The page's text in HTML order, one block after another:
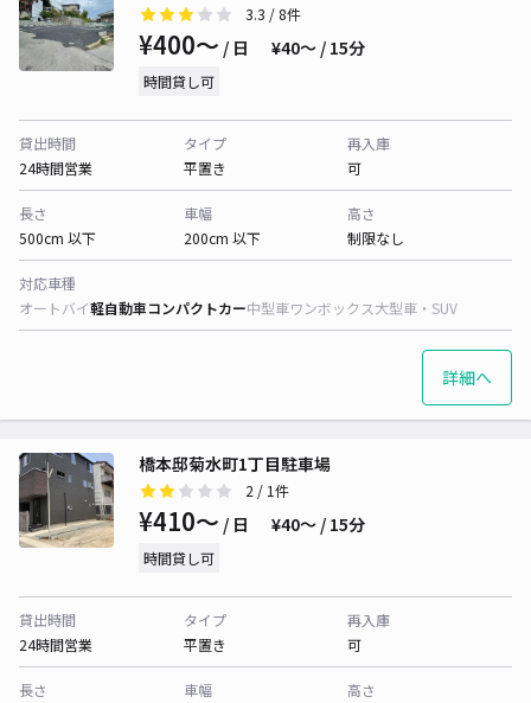
3.3 / 8件
¥400〜 / 日 ¥40〜 / 15分
時間貸し可
貸出時間
24時間営業
タイプ
平置き
再入庫
可
長さ
500cm 以下
車幅
200cm 以下
高さ
制限なし
対応車種
オートバイ軽自動車コンパクトカー中型車ワンボックス大型車・SUV
詳細へ
橋本邸菊水町1丁目駐車場
2 / 1件
¥410〜 / 日 ¥40〜 / 15分
時間貸し可
貸出時間
24時間営業
タイプ
平置き
再入庫
可
長さ
車幅
高さ